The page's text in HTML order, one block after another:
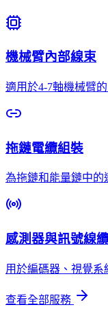
機械臂內部線束
適用於4-7軸機械臂
拖鏈電纜組裝
為拖鏈和能量鏈中的
感測器與訊號線
用於編碼器、視覺系
查看全部服務